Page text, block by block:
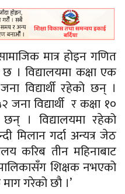
मात्र होइन गणित
। विद्यालयमा कक्षा एक
विद्यार्थी रहेको छन् ।
विद्यार्थी र कक्षा १०
छन् । विद्यालयमा रहेको
मिलान गर्दा अन्यत्र जेठ
करिब तीन महिनाबाट
शिक्षक नभएको
गरेको छौ ।’